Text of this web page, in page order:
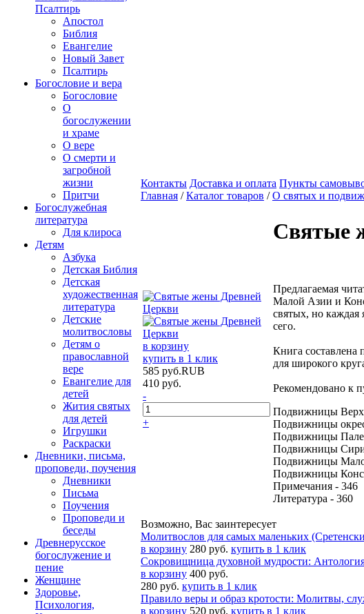
Псалтирь
Апостол
Библия
Евангелие
Новый Завет
Псалтирь
Богословие и вера
Богословие
О
богослужении
и храме
О вере
О смерти и
загробной
жизни
Притчи
Богослужебная
литература
Для клироса
Детям
Азбука
Детская Библия
Детская
художественная
литература
Детские
молитвословы
Детям о
православной
вере
Евангелие для
детей
Жития святых
для детей
Игрушки
Раскраски
Дневники, письма,
проповеди, поучения
Дневники
Письма
Поучения
Проповеди и
беседы
Древнерусское
богослужение и
пение
Женщине
Здоровье,
Психология,
Контакты Доставка и оплата Пункты
Главная /Каталог товаров /О святых и
в корзину
купить в 1 клик
585 руб.RUB
410 руб.
-
+
Святые
Предлагаемая
Малой Азии и
святых, но каждая
сего.
Книга составлена
для широкого
Рекомендовано к
Подвижницы
Подвижницы
Подвижницы
Подвижницы
Подвижницы
Подвижницы
Примечания - 346
Литература - 360
Возможно, Вас заинтересует
Молитвослов для самых маленьких
в корзину 280 руб. купить в 1 клик
Сокровищница духовной мудрости:
в корзину 400 руб.
280 руб. купить в 1 клик
Правило веры и образ кротости: Молитвы,
в корзину 520 руб. купить в 1 клик